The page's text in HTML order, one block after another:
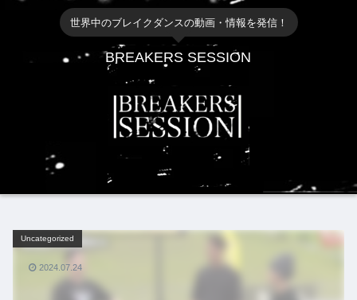
世界中のブレイクダンスの動画・情報を発信！
BREAKERS SESSION
Uncategorized
2024.07.24